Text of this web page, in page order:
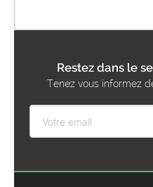
Restez dans le
Tenez vous informez